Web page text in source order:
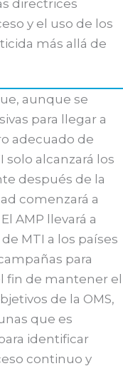
directrices
y el uso de los
más allá de
aunque se
para llegar a
adecuado de
solo alcanzará los
después de la
comenzará a
AMP llevará a
MTI a los países
para
fin de mantener el
de la OMS,
que es
identificar
continuo y